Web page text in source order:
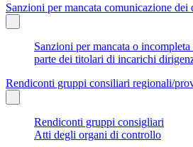
Sanzioni per mancata comunicazione dei
Sanzioni per mancata o
parte dei titolari di incarichi
Rendiconti gruppi consiliari regionali/
Rendiconti gruppi consigliari
Atti degli organi di controllo